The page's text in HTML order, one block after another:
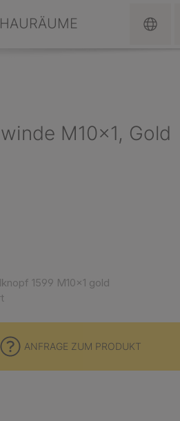
M10x1, Gold
1599 M10x1 gold
ANFRAGE ZUM PRODUKT